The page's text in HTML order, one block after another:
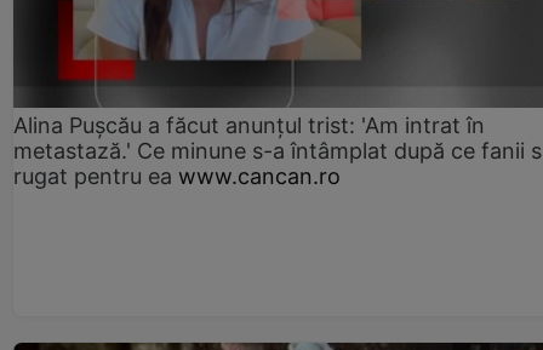
Alina Pușcău a făcut anunțul trist: 'Am intrat în
metastază.' Ce minune s-a întâmplat după ce fanii
rugat pentru ea www.cancan.ro